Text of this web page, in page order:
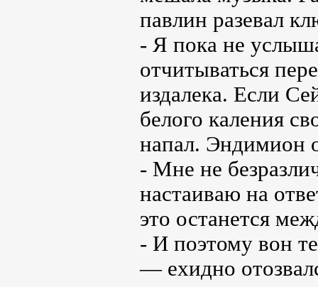
павлин разевал
- Я пока не
отчитываться
издалека. Если
белого каления
напал. Эндимион
- Мне не
настаиваю на
это останется
- И поэтому вон
— ехидно